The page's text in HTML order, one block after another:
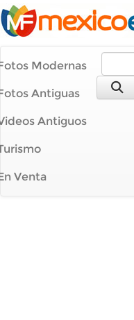
Modernas
Antiguas
Antiguos
Venta